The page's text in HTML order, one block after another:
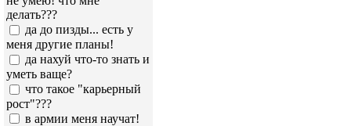
делать???
да до пизды... есть у
меня другие планы!
да нахуй что-то знать и
уметь ваще?
что такое "карьерный
рост"???
в армии меня научат!